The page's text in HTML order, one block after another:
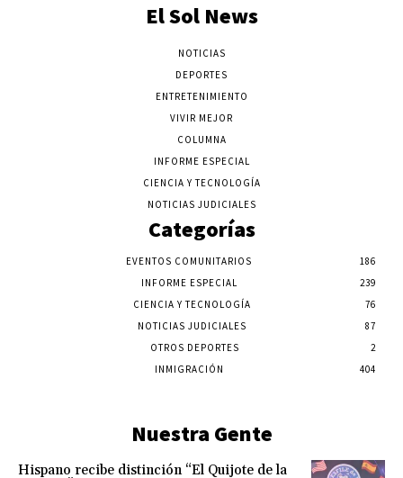
El Sol News
NOTICIAS
DEPORTES
ENTRETENIMIENTO
VIVIR MEJOR
COLUMNA
INFORME ESPECIAL
CIENCIA Y TECNOLOGÍA
NOTICIAS JUDICIALES
Categorías
EVENTOS COMUNITARIOS
186
INFORME ESPECIAL
239
CIENCIA Y TECNOLOGÍA
76
NOTICIAS JUDICIALES
87
OTROS DEPORTES
2
INMIGRACIÓN
404
Nuestra Gente
Hispano recibe distinción “El Quijote de la